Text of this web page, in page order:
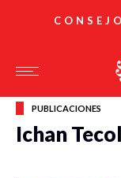
PUBLICACIONES
Ichan